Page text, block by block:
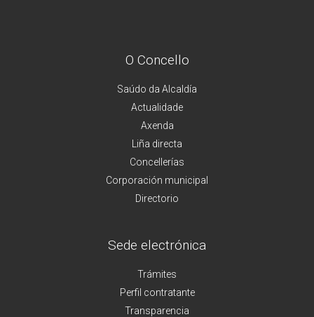
O Concello
Saúdo da Alcaldía
Actualidade
Axenda
Liña directa
Concellerías
Corporación municipal
Directorio
Sede electrónica
Trámites
Perfil contratante
Transparencia